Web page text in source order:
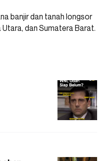
banjir dan tanah longsor
dan Sumatera Barat.